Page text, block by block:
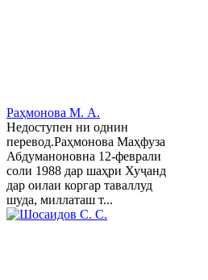
Раҳмонова М. А.
Недоступен ни однин
перевод.Раҳмонова Маҳфуза
Абдуманоновна 12-феврали
соли 1988 дар шаҳри Хуҷанд
дар оилаи коргар таваллуд
шуда, миллаташ т...